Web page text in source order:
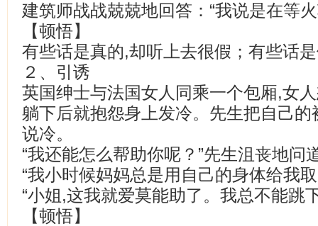
建筑师战战兢兢地回答：“我说是在等
【顿悟】
有些话是真的,却听上去很假；有些话
２、引诱
英国绅士与法国女人同乘一个包厢,女
躺下后就抱怨身上发冷。先生把自己
说冷。
“我还能怎么帮助你呢？”先生沮丧地问
“我小时候妈妈总是用自己的身体给我
“小姐,这我就爱莫能助了。我总不能跳
【顿悟】